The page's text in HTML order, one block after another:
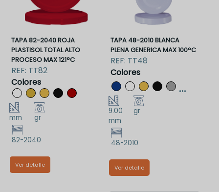
TAPA 82-2040 ROJA
PLASTISOL TOTAL ALTO
PROCESO MAX 121°C
REF: TT82
Colores
mm gr
82-2040
Ver detalle
TAPA 48-2010 BLANCA
PLENA GENERICA MAX 100°C
REF: TT48
Colores
...
9.00
mm
gr
48-2010
Ver detalle